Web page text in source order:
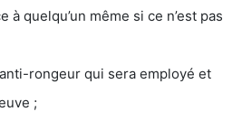
quelqu’un même si ce n’est pas
rongeur qui sera employé et
;